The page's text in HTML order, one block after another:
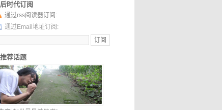
后时代订阅
通过rss阅读器订阅:
通过Email地址订阅:
推荐话题